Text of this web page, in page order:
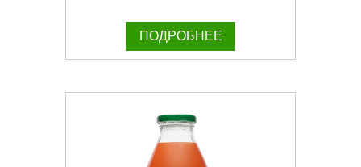
ПОДРОБНЕЕ